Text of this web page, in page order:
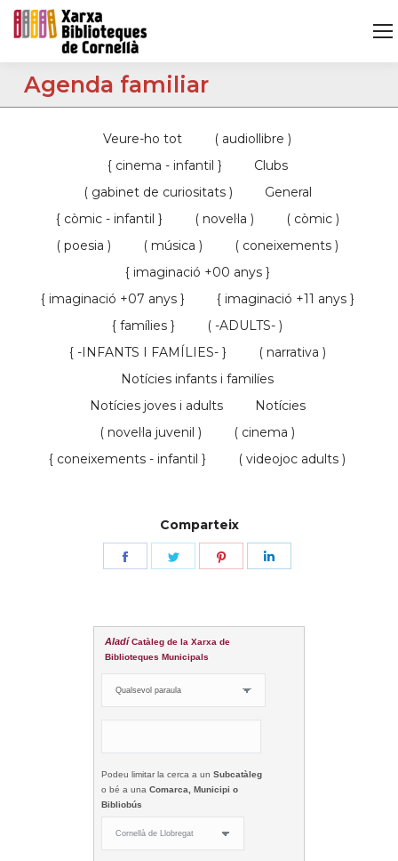
Agenda familiar
Veure-ho tot
( audiollibre )
{ cinema - infantil }
Clubs
( gabinet de curiositats )
General
{ còmic - infantil }
( novel·la )
( còmic )
( poesia )
( música )
( coneixements )
{ imaginació +00 anys }
{ imaginació +07 anys }
{ imaginació +11 anys }
{ famílies }
( -ADULTS- )
{ -INFANTS I FAMÍLIES- }
( narrativa )
Notícies infants i familíes
Notícies joves i adults
Notícies
( novel·la juvenil )
( cinema )
{ coneixements - infantil }
( videojoc adults )
Comparteix
Share
Share
Share
Aladí Catàleg de la Xarxa de
Biblioteques Municipals
Podeu limitar la cerca a un Subcatàleg
o bé a una Comarca, Municipi o
Bibliobús